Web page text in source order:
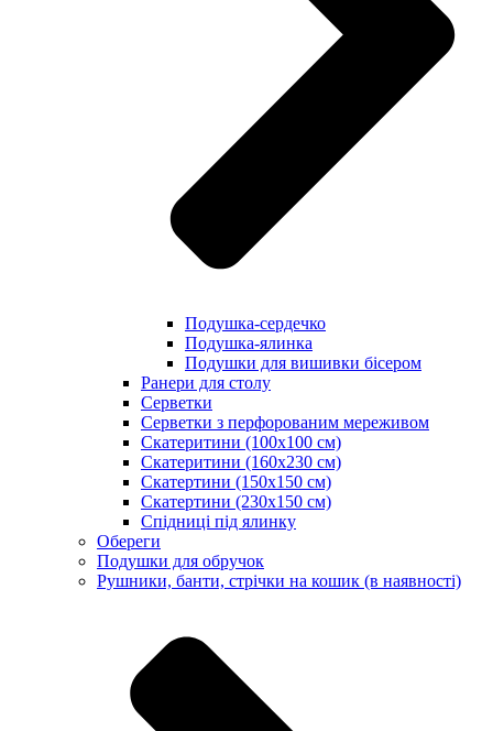
Подушка-сердечко
Подушка-ялинка
Подушки для вишивки бісером
Ранери для столу
Серветки
Серветки з перфорованим мереживом
Скатеритини (100х100 см)
Скатеритини (160х230 см)
Скатертини (150х150 см)
Скатертини (230х150 см)
Спідниці під ялинку
Обереги
Подушки для обручок
Рушники, банти, стрічки на кошик (в наявності)